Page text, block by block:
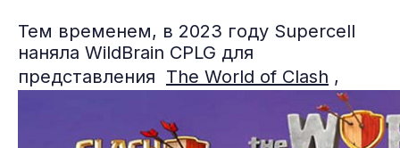
Тем временем, в 2023 году Supercell
наняла WildBrain CPLG для
представления The World of Clash ,